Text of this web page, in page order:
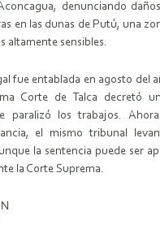
denunciando
en las dunas de Putú, una
altamente sensibles.
fue entablada en agosto del
Corte de Talca decretó
paralizó los trabajos.
el mismo tribunal
la sentencia puede ser
la Corte Suprema.